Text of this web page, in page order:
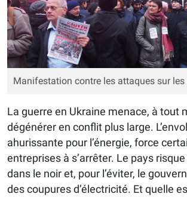
Manifestation contre les attaques sur les
La guerre en Ukraine menace, à tout
dégénérer en conflit plus large.
ahurissante pour l’énergie, force
entreprises à s’arrêter. Le pays risque
dans le noir et, pour l’éviter, le
des coupures d’électricité. Et quelle